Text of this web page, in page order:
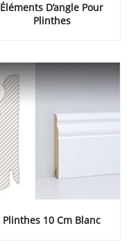
Éléments D’angle Pour
Plinthes
Plinthes 10 Cm Blanc